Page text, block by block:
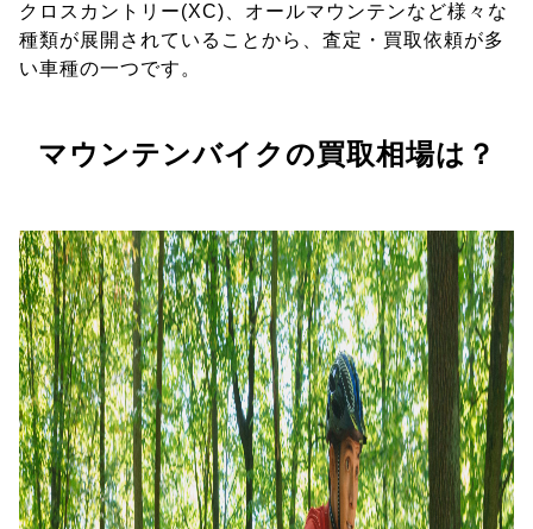
クロスカントリー(XC)、オールマウンテンなど様々な
種類が展開されていることから、査定・買取依頼が多
い車種の一つです。
マウンテンバイクの買取相場は？